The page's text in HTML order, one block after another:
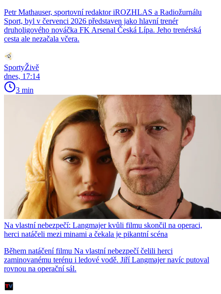
Petr Mathauser, sportovní redaktor iROZHLAS a Radiožurnálu
Sport, byl v červenci 2026 představen jako hlavní trenér
druholigového nováčka FK Arsenal Česká Lípa. Jeho trenérská
cesta ale nezačala včera.
SportyŽivě
dnes, 17:14
3 min
Na vlastní nebezpečí: Langmajer kvůli filmu skončil na operaci,
herci natáčeli mezi minami a čekala je pikantní scéna
Během natáčení filmu Na vlastní nebezpečí čelili herci
zaminovanému terénu i ledové vodě. Jiří Langmajer navíc putoval
rovnou na operační sál.